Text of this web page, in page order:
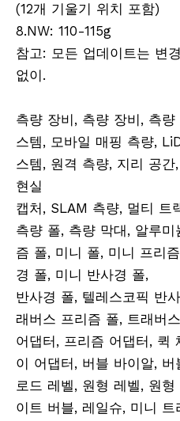
(12개 기울기 위치 포함)
8.NW: 110-115g
참고: 모든 업데이트는 변
없이.
측량 장비, 측량 장비, 측
스템, 모바일 매핑 측량,
스템, 원격 측량, 지리 공
현실
캡처, SLAM 측량, 멀티 트
측량 폴, 측량 막대, 알루
즘 폴, 미니 폴, 미니 프리
경 폴, 미니 반사경 폴,
반사경 폴, 텔레스코픽 반
래버스 프리즘 폴, 트래버
어댑터, 프리즘 어댑터, 퀵
이 어댑터, 버블 바이알, 버
로드 레벨, 원형 레벨, 원
이트 버블, 레일슈, 미니